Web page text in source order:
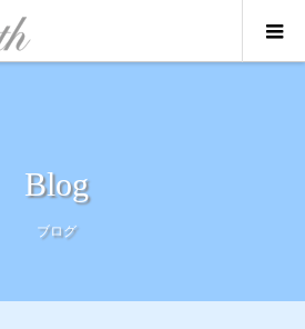
Blog
ブログ